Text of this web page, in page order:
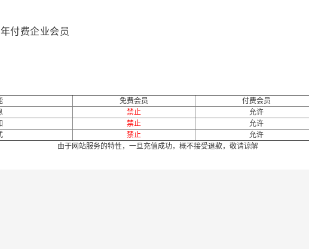
付费企业会员
免费会员
付费会员
禁止
允许
禁止
允许
禁止
允许
由于网站服务的特性，一旦充值成功，概不接受退款，敬请谅解